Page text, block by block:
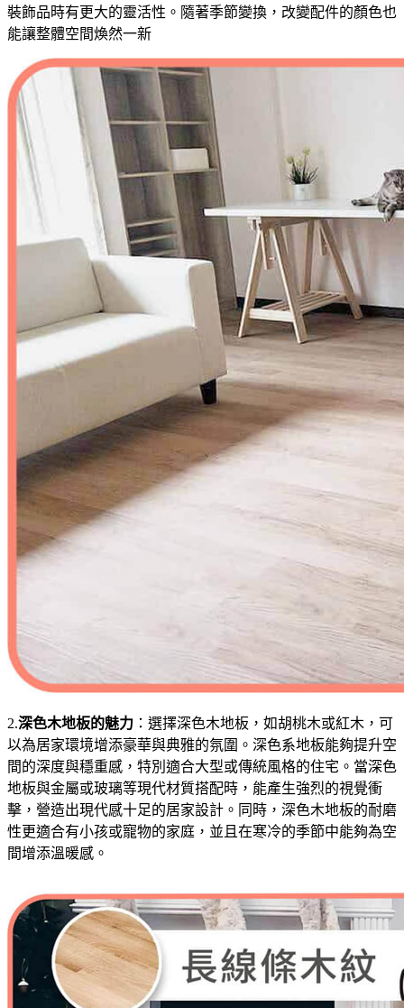
裝飾品時有更大的靈活性。隨著季節變換，改變配件的顏色也
能讓整體空間煥然一新
2.深色木地板的魅力 ：選擇深色木地板，如胡桃木或紅木，可
以為居家環境增添豪華與典雅的氛圍。深色系地板能夠提升空
間的深度與穩重感，特別適合大型或傳統風格的住宅。當深色
地板與金屬或玻璃等現代材質搭配時，能產生強烈的視覺衝
擊，營造出現代感十足的居家設計。同時，深色木地板的耐磨
性更適合有小孩或寵物的家庭，並且在寒冷的季節中能夠為空
間增添溫暖感。